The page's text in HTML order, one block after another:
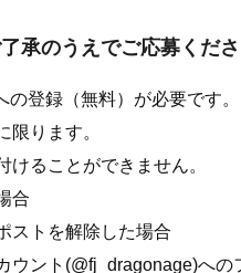
承のうえでご応募くだ
登録（無料）が必要です。
ります。
ることができません。
合
ストを解除した場合
ント(@fj_dragonage)への